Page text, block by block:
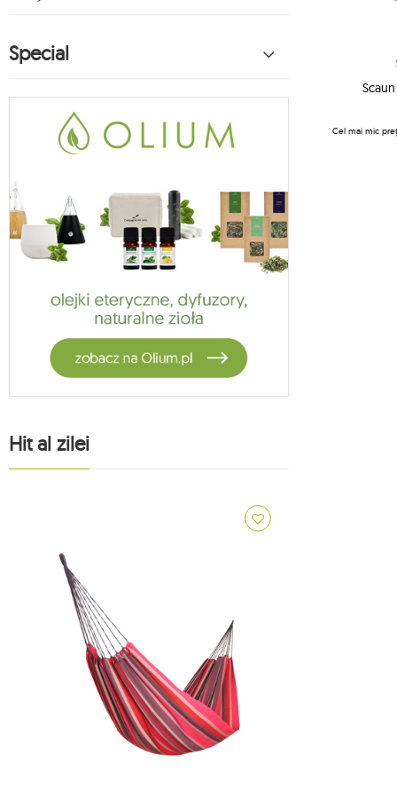
koala accesorii pentru hamac 27
habana
hamac lunar
suspensie hamac 13
hamac din bumbac 1
zestawy ogrodowe 1
4
crua outdoor
oslo
1
accesorii koala
accesorii ticket to the moon
adventure
alți producători
american dream
Special
Hit al zilei
Cel mai mic